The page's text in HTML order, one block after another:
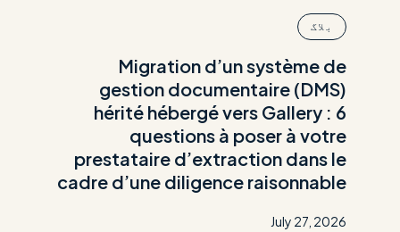
بلاگ
Migration d’un système de
gestion documentaire (DMS)
hérité hébergé vers Gallery : 6
questions à poser à votre
prestataire d’extraction dans le
cadre d’une diligence raisonnable
July 27, 2026